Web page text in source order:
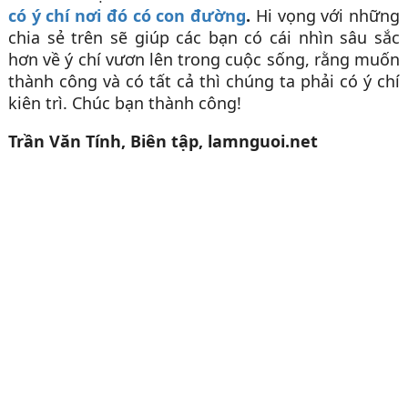
có ý chí nơi đó có con đường. Hi vọng với những
chia sẻ trên sẽ giúp các bạn có cái nhìn sâu sắc
hơn về ý chí vươn lên trong cuộc sống, rằng muốn
thành công và có tất cả thì chúng ta phải có ý chí
kiên trì. Chúc bạn thành công!
Trần Văn Tính, Biên tập, lamnguoi.net